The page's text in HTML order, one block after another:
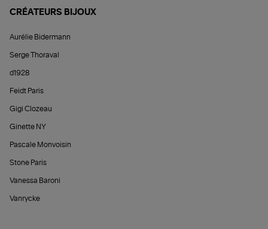
CRÉATEURS BIJOUX
Aurélie Bidermann
Serge Thoraval
d1928
Feidt Paris
Gigi Clozeau
Ginette NY
Pascale Monvoisin
Stone Paris
Vanessa Baroni
Vanrycke